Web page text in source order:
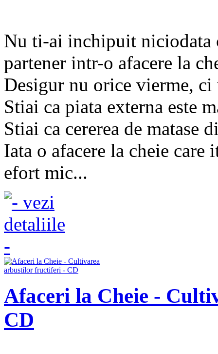
Nu ti-ai inchipuit niciodata
partener intr-o afacere la
Desigur nu orice vierme, ci
Stiai ca piata externa este
Stiai ca cererea de matase
Iata o afacere la cheie
efort mic...
Afaceri la Cheie -
CD